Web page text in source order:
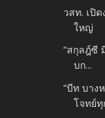
วสท. เปิ
ใหญ่
“สกุลฎ์ซี
บก...
“บีท บาง
โจทย์ทุ